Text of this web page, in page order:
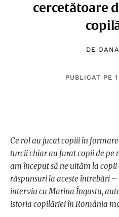
cercetătoare
DE
PUBLICAT PE
Ce rol au jucat copiii în
turcii chiar au furat copii de pe
am început să ne uităm la copii
răspunsuri la aceste întrebări
interviu cu Marina Îngustu,
istoria copilăriei în România